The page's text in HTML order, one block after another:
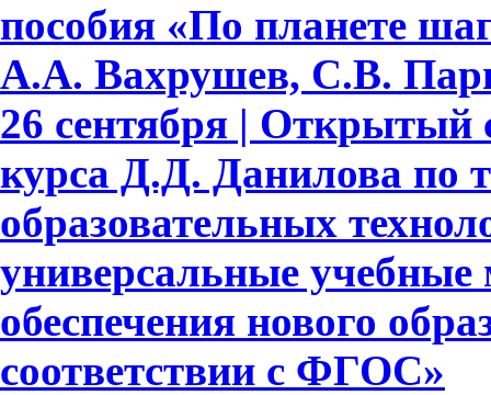
пособия «По планете
А.А. Вахрушев, С.В.
26 сентября | Открытый
курса Д.Д. Данилова по
образовательных
универсальные учебные
обеспечения нового
соответствии с ФГОС»